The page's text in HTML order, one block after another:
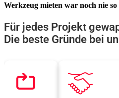
Werkzeug mieten war noch nie so
Für jedes Projekt
Die beste Gründe bei